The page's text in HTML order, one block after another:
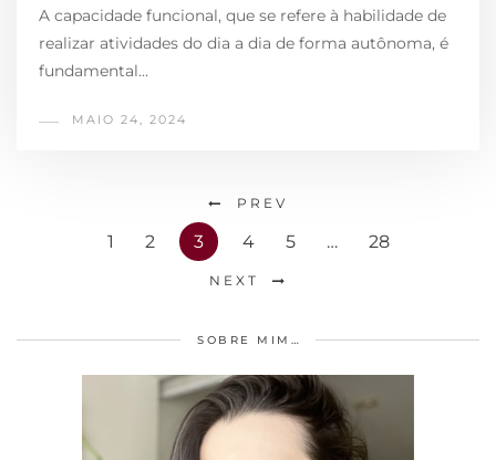
A capacidade funcional, que se refere à habilidade de
realizar atividades do dia a dia de forma autônoma, é
fundamental…
MAIO 24, 2024
PREV
1 2 3 4 5 … 28
NEXT
SOBRE MIM…